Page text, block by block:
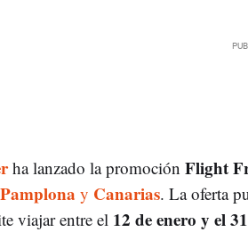
ha lanzado la promoción Flight
Pamplona y Canarias. La oferta
viajar entre el 12 de enero y el